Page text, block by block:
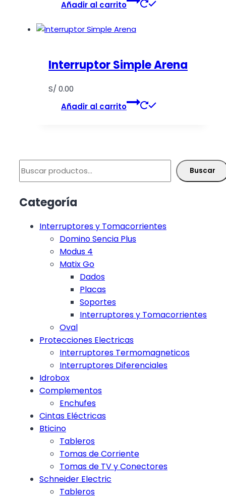
Añadir al carrito
Interruptor Simple Arena
S/0.00
Añadir al carrito
Buscar
Categoría
Interruptores y Tomacorrientes
Domino Sencia Plus
Modus 4
Matix Go
Dados
Placas
Soportes
Interruptores y Tomacorrientes
Oval
Protecciones Electricas
Interruptores Termomagneticos
Interruptores Diferenciales
Idrobox
Complementos
Enchufes
Cintas Eléctricas
Bticino
Tableros
Tomas de Corriente
Tomas de TV y Conectores
Schneider Electric
Tableros